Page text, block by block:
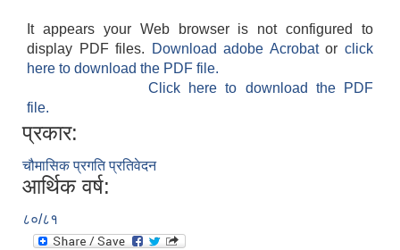
It appears your Web browser is not configured to
display PDF files.
Download adobe Acrobatorclick
here to download the PDF file.
Click here to download the PDF
file.
प्रकार:
चौमासिक प्रगति प्रतिवेदन
आर्थिक वर्ष:
८०/८१